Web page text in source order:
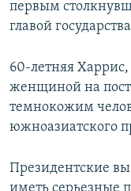
первым
главой
60-летняя Харрис,
женщиной на
темнокожим
южноазиатского
Президентские